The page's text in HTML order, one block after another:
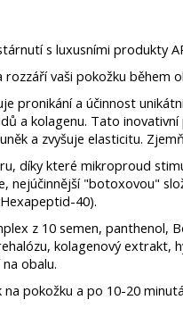
s luxusními produkty
vaši pokožku během
pronikání a účinnost
a kolagenu. Tato
a zvyšuje elasticitu.
díky které mikroproud
nejúčinnější "botoxovou"
40).
z 10 semen,
kolagenový extrakt,
obalu.
na pokožku a po 10-20